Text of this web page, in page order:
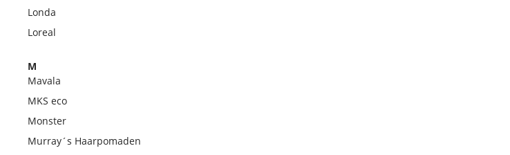
Londa
Loreal
M
Mavala
MKS eco
Monster
Murray´s Haarpomaden